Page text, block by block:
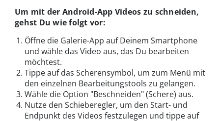
Um mit der Android-App Videos zu schneiden,
gehst Du wie folgt vor:
Öffne die Galerie-App auf Deinem Smartphone
und wähle das Video aus, das Du bearbeiten
möchtest.
Tippe auf das Scherensymbol, um zum Menü mit
den einzelnen Bearbeitungstools zu gelangen.
Wähle die Option "Beschneiden" (Schere) aus.
Nutze den Schieberegler, um den Start- und
Endpunkt des Videos festzulegen und tippe auf